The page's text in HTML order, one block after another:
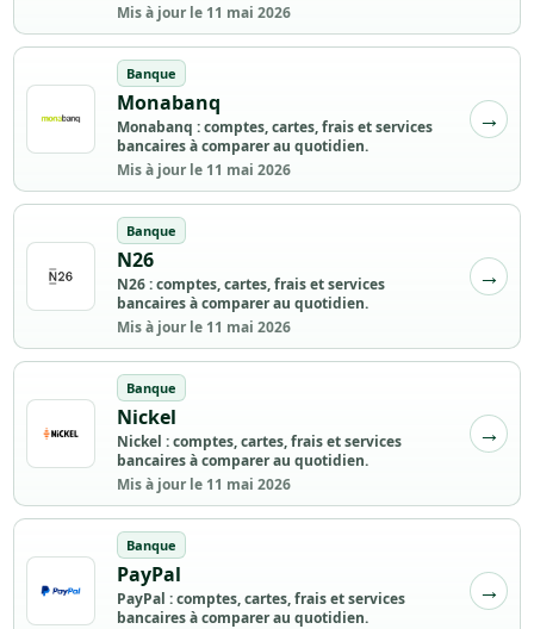
Mis à jour le 11 mai 2026
Banque
Monabanq
Monabanq : comptes, cartes, frais et services
bancaires à comparer au quotidien.
Mis à jour le 11 mai 2026
Banque
N26
N26 : comptes, cartes, frais et services
bancaires à comparer au quotidien.
Mis à jour le 11 mai 2026
Banque
Nickel
Nickel : comptes, cartes, frais et services
bancaires à comparer au quotidien.
Mis à jour le 11 mai 2026
Banque
PayPal
PayPal : comptes, cartes, frais et services
bancaires à comparer au quotidien.